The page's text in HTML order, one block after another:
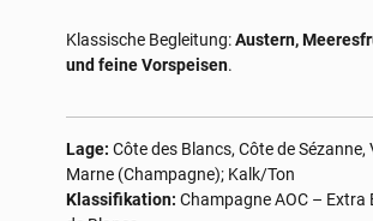
Klassische Begleitung:Austern,
und feine Vorspeisen.
Lage: Côte des Blancs, Côte de Sézanne,
Marne (Champagne); Kalk/Ton
Klassifikation: Champagne AOC – Extra